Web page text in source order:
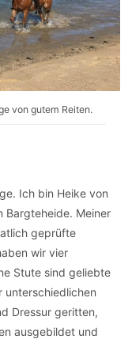
von gutem Reiten.
Ich bin Heike von
Bargteheide. Meiner
geprüfte
wir vier
Stute sind geliebte
unterschiedlichen
Dressur geritten,
ausgebildet und